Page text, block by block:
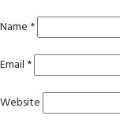
Name *
Email *
Website